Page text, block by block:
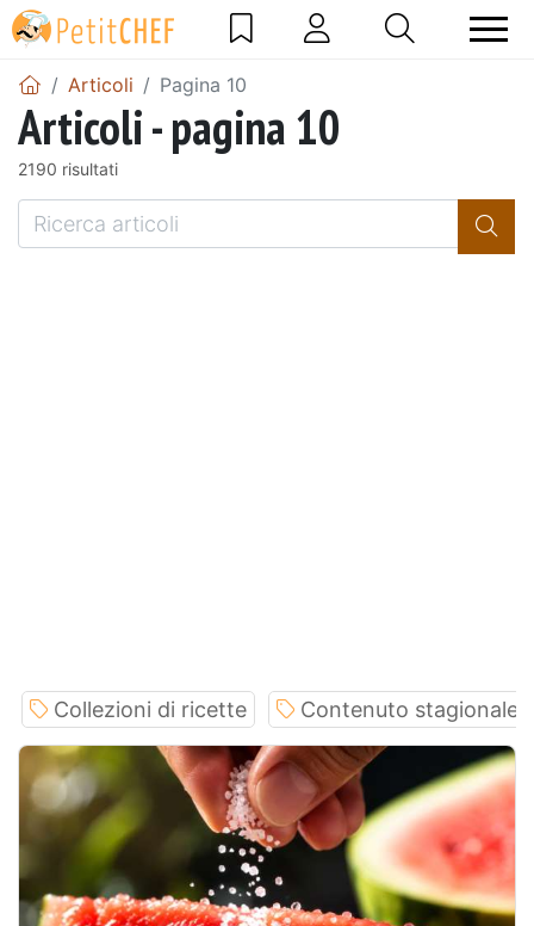
Articoli Pagina 10
Articoli - pagina 10
2190 risultati
Collezioni di ricette Contenuto stagionale